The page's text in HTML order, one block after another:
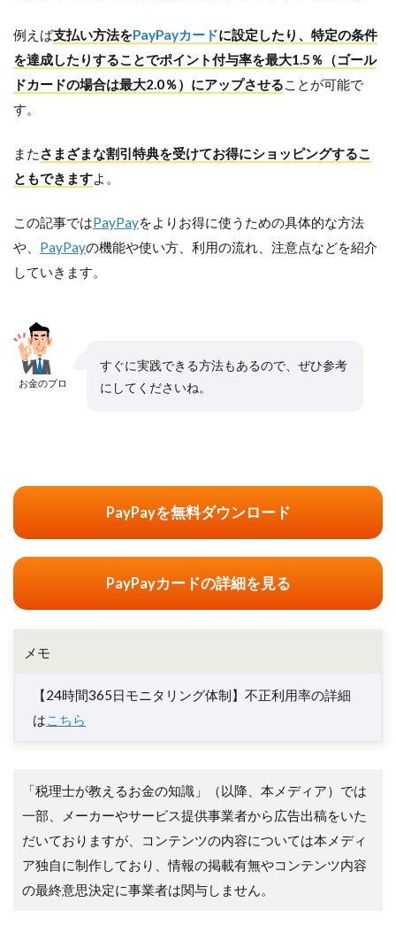
例えば支払い方法をPayPayカードに設定したり、特定の条件
を達成したりすることでポイント付与率を最大1.5％（ゴール
ドカードの場合は最大2.0％）にアップさせる ことが可能で
す。
また さまざまな割引特典を受けてお得にショッピングするこ
ともできます よ。
この記事ではPayPayをよりお得に使うための具体的な方法
や、 PayPayの機能や使い方、利用の流れ、注意点などを紹介
していきます。
お金のプロ
すぐに実践できる方法もあるので、ぜひ参考
にしてくださいね。
PayPayを無料ダウンロード
PayPayカードの詳細を見る
メモ
【24時間365日モニタリング体制】不正利用率の詳細
は こちら
「税理士が教えるお金の知識」（以降、本メディア）では
一部、メーカーやサービス提供事業者から広告出稿をいた
だいておりますが、コンテンツの内容については本メディ
ア独自に制作しており、情報の掲載有無やコンテンツ内容
の最終意思決定に事業者は関与しません。